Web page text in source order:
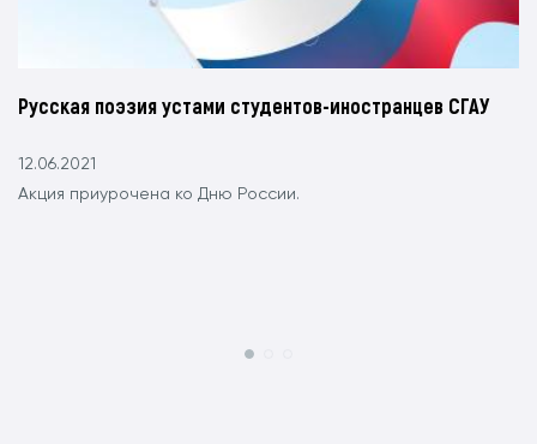
Русская поэзия устами студентов-иностранцев СГАУ
12.06.2021
Акция приурочена ко Дню России.